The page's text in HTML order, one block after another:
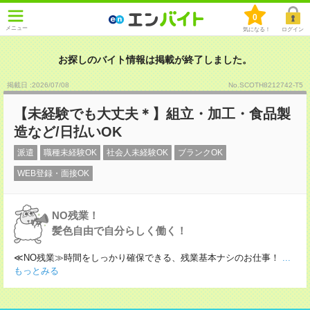
メニュー
0
気になる！ ログイン
お探しのバイト情報は掲載が終了しました。
掲載日 :2026/07/08 No.SCOTH8212742-T5
【未経験でも大丈夫＊】組立・加工・食品製
造など/日払いOK
派遣 職種未経験OK 社会人未経験OK ブランクOK
WEB登録・面接OK
NO残業！
髪色自由で自分らしく働く！
≪NO残業≫時間をしっかり確保できる、残業基本ナシのお仕事！
...
もっとみる